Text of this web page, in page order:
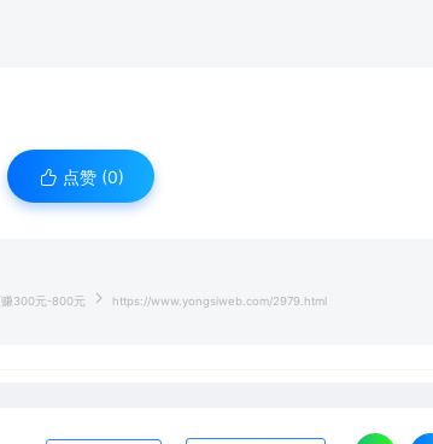
点赞 (0)
赚300元-800元 https://www.yongsiweb.com/2979.html